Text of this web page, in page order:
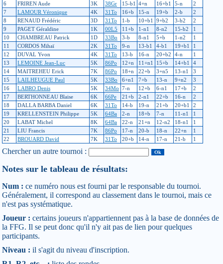
6
FRIREN Aude 3K 38Gr 15-b1 4+n 16+b1 5-n
2
7
LAMOUR Véronique 4K 31To 16+b 15-n 19+b 2-b
2
8
RENAUD Frédéric 3D 31To 1-b 10+b1 9+b2 3-b2
2
9
PAGET Géraldine 1K 00L5 11+b 1-n1 8-n2 15-b2
1
10
CHAMBREAU Patrick 1D 33Bo 3-b 8-n1 5+b 1-n2
1
11
CORDOS Mihaï 2K 31To 9-n 13-b1 4-b1 19+b1
1
12
DUVAL Yvon 4K 31To 13-b 16-n 20+b2 4-n
1
13
LEMOINE Jean-Luc 5K 86Po 12+n 11+n1 15+b 14+b1
4
14
MAITREHEU Erick 7K 86Po 18+n 22+b 3+n5 13-n1
3
15
LAILHEUGUE Paul 5K 33Bo 6+n1 7+b 13-n 9+n2
3
16
LABRO Denis 5K 34Mo 7-n 12+b 6-n1 17+b
2
17
BERTHONNEAU Blaise 6K 66Pe 21+b 2-n1 22+b 16-n
2
18
DALLA BARBA Daniel 6K 31To 14-b 19-n 21+b 20+b1
2
19
KRELLENSTEIN Philippe 5K 64Ba 2-n 18+b 7-n 11-n1
1
20
LABAT Michel 8K 64Ba 22-n 21+n 12-n2 18-n1
1
21
LIU Francis 7K 86Po 17-n 20-b 18-n 22+n
1
22
BROUARD David 7K 31To 20+b 14-n 17-n 21-b 1
Chercher un autre tournoi :
Notes sur le tableau de résultats:
Num : ce numéro nous est fourni par le responsable du tournoi.
Généralement, il correspond au classement dans le tournoi, mais ce
n'est pas systématique.
Joueur : certains joueurs n'appartiennent pas à la base de données de
la FFG. Il se peut donc qu'il n'y ait pas de lien pour quelques
participants.
Niveau : il s'agit du niveau d'inscription.